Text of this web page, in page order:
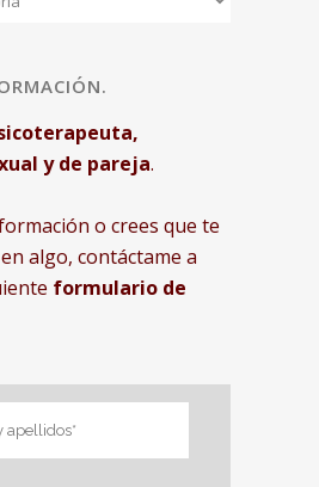
y de pareja.
o crees que te
algo, contáctame a
formulario de